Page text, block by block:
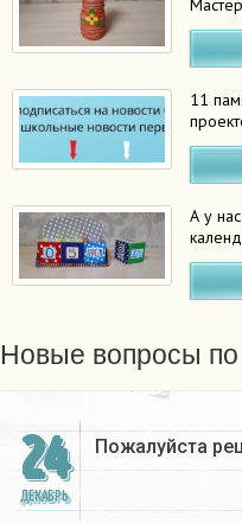
11
А у
Новые вопросы по
24
ДЕКАБРЬ
Пожалуйста